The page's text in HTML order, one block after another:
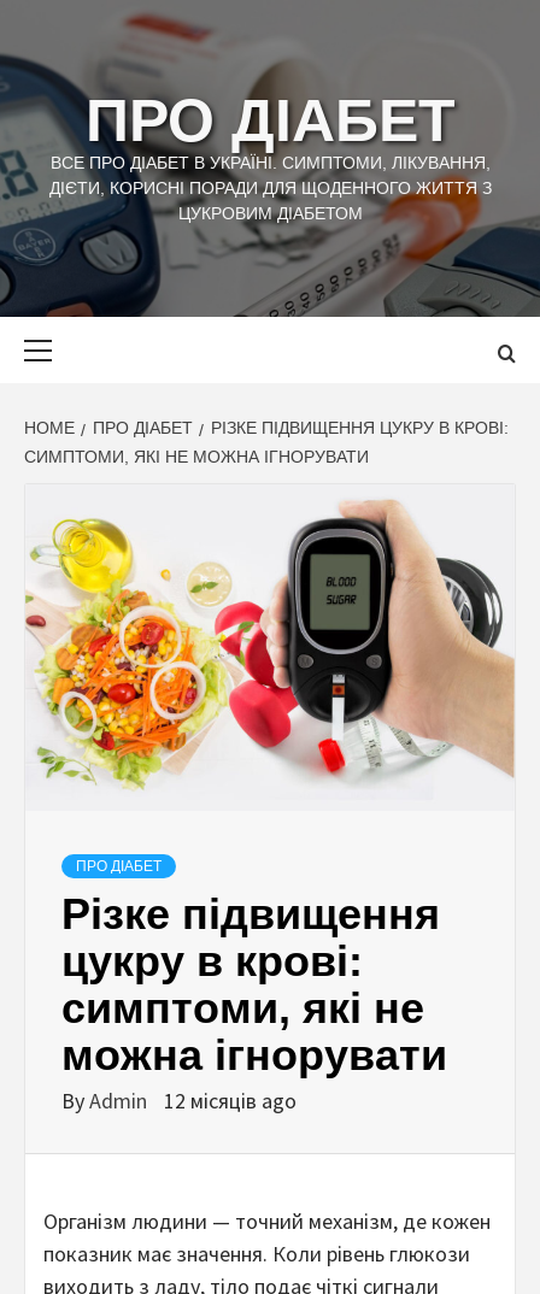
content
ПРО ДІАБЕТ
ВСЕ ПРО ДІАБЕТ В УКРАЇНІ. СИМПТОМИ, ЛІКУВАННЯ,
ДІЄТИ, КОРИСНІ ПОРАДИ ДЛЯ ЩОДЕННОГО ЖИТТЯ З
ЦУКРОВИМ ДІАБЕТОМ
HOME ПРО ДІАБЕТ
РІЗКЕ ПІДВИЩЕННЯ ЦУКРУ В КРОВІ:
СИМПТОМИ, ЯКІ НЕ МОЖНА ІГНОРУВАТИ
ПРО ДІАБЕТ
Різке підвищення
цукру в крові:
симптоми, які не
можна ігнорувати
ByAdmin 12 місяців ago
Організм людини — точний механізм, де кожен
показник має значення. Коли рівень глюкози
виходить з ладу, тіло подає чіткі сигнали